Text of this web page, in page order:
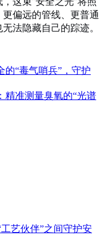
偏远的管线、更普通
法隐藏自己的踪迹。
的“毒气哨兵”，守护
精准测量臭氧的“光谱
艺伙伴”之间守护安